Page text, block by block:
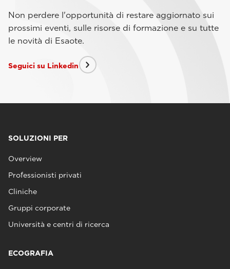
Non perdere l'opportunità di restare aggiornato sui
prossimi eventi, sulle risorse di formazione e su tutte
le novità di Esaote.
Seguici su Linkedin
SOLUZIONI PER
Overview
Professionisti privati
Cliniche
Gruppi corporate
Università e centri di ricerca
ECOGRAFIA